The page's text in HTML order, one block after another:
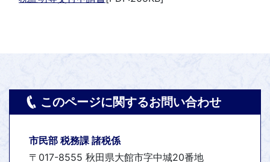
このページに関するお問い合わせ
市民部 税務課 諸税係
〒017-8555 秋田県大館市字中城20番地